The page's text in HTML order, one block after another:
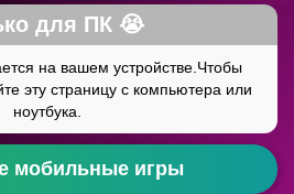
мобильные игры